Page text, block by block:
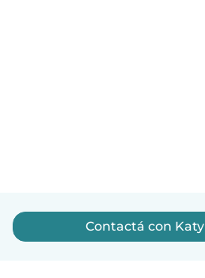
Contactá con Katy